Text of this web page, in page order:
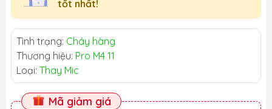
tốt nhất!
Tình trạng: Cháy hàng
Thương hiệu: Pro M4 11
Loại: Thay Mic
Mã giảm giá